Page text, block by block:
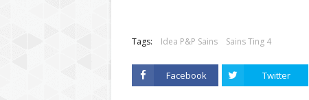
Tags: Idea P&P Sains Sains Ting 4
Facebook Twitter